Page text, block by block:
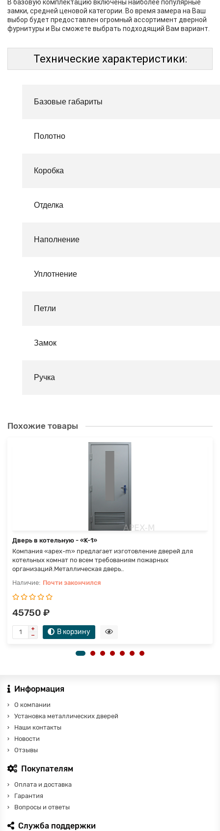
В базовую комплектацию включены наиболее популярные
замки, средней ценовой категории. Во время замера на Ваш
выбор будет предоставлен огромный ассортимент дверной
фурнитуры и Вы сможете выбрать подходящий Вам вариант.
Технические характеристики:
Базовые габариты
Полотно
Коробка
Отделка
Наполнение
Уплотнение
Петли
Замок
Ручка
Похожие товары
Дверь в котельную - «K-1»
Компания «apex-m» предлагает изготовление дверей для
котельных комнат по всем требованиям пожарных
организаций.Металлическая дверь..
Почти закончился
45750 ₽
В корзину
Информация
О компании
Установка металлических дверей
Наши контакты
Новости
Отзывы
Покупателям
Оплата и доставка
Гарантия
Вопросы и ответы
Служба поддержки